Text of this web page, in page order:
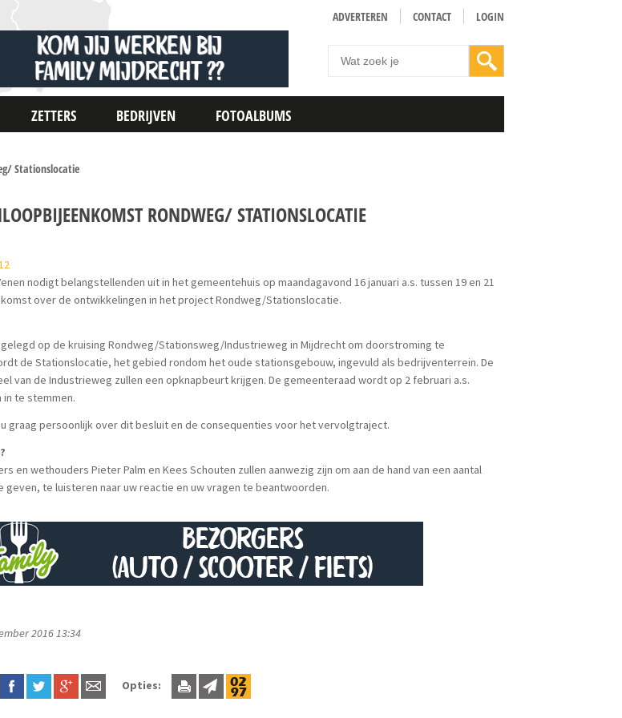
ADVERTEREN CONTACT LOGIN
ZETTERS BEDRIJVEN FOTOALBUMS
Stationslocatie
RONDWEG/ STATIONSLOCATIE
nodigt belangstellenden uit in het gemeentehuis op maandagavond 16 januari a.s. tussen 19 en 21
over de ontwikkelingen in het project Rondweg/Stationslocatie.
op de kruising Rondweg/Stati­onsweg/Industrieweg in Mijdrecht om doorstroming te
de Stationslocatie, het gebied rondom het oude stationsgebouw, ingevuld als bedrijventerrein. De
van de Industrieweg zullen een opknapbeurt krijgen. De gemeenteraad wordt op 2 februari a.s.
in te stemmen.
graag persoonlijk over dit besluit en de consequenties voor het vervolgtraject.
en wethouders Pieter Palm en Kees Schouten zullen aanwezig zijn om aan de hand van een aantal
te luisteren naar uw reactie en uw vragen te beantwoorden.
2016 13:34
Opties: